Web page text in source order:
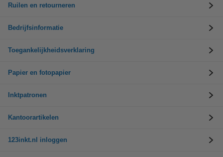
Ruilen en retourneren
Bedrijfsinformatie
Toegankelijkheidsverklaring
Papier en fotopapier
Inktpatronen
Kantoorartikelen
123inkt.nl inloggen